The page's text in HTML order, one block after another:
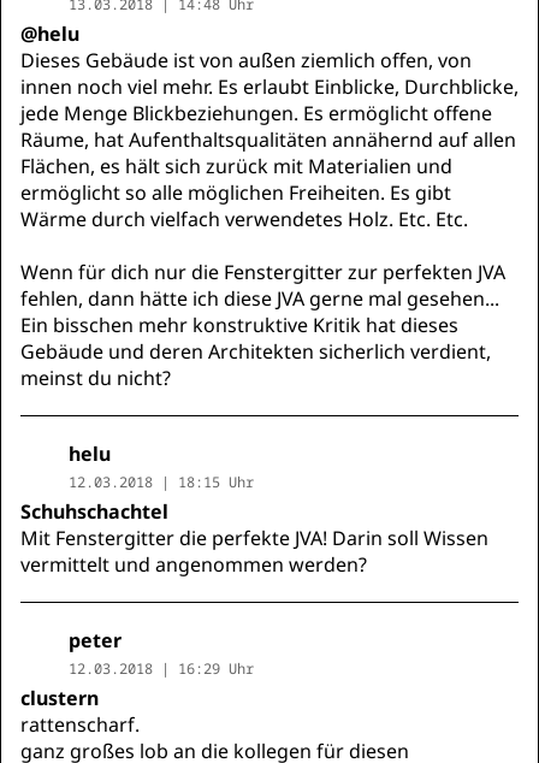
13.03.2018 | 14:48 Uhr
@helu
Dieses Gebäude ist von außen ziemlich offen, von
innen noch viel mehr. Es erlaubt Einblicke, Durchblicke,
jede Menge Blickbeziehungen. Es ermöglicht offene
Räume, hat Aufenthaltsqualitäten annähernd auf allen
Flächen, es hält sich zurück mit Materialien und
ermöglicht so alle möglichen Freiheiten. Es gibt
Wärme durch vielfach verwendetes Holz. Etc. Etc.
Wenn für dich nur die Fenstergitter zur perfekten JVA
fehlen, dann hätte ich diese JVA gerne mal gesehen...
Ein bisschen mehr konstruktive Kritik hat dieses
Gebäude und deren Architekten sicherlich verdient,
meinst du nicht?
helu
12.03.2018 | 18:15 Uhr
Schuhschachtel
Mit Fenstergitter die perfekte JVA! Darin soll Wissen
vermittelt und angenommen werden?
peter
12.03.2018 | 16:29 Uhr
clustern
rattenscharf.
ganz großes lob an die kollegen für diesen